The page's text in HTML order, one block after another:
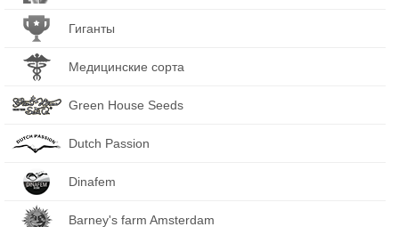
Гиганты
Медицинские сорта
Green House Seeds
Dutch Passion
Dinafem
Barney's farm Amsterdam